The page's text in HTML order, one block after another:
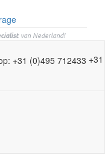
van Nederland!
+31